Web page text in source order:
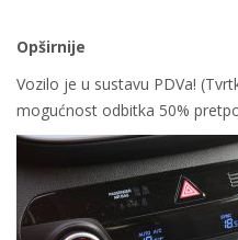
Opširnije
Vozilo je u sustavu PDVa!
mogućnost odbitka 50%